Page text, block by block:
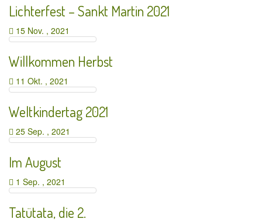
Lichterfest – Sankt Martin 2021
15 Nov. , 2021
Willkommen Herbst
11 Okt. , 2021
Weltkindertag 2021
25 Sep. , 2021
Im August
1 Sep. , 2021
Tatütata, die 2.